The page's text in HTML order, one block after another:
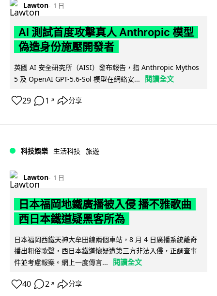
Lawton 1 日
AI 測試首度攻擊真人 Anthropic 模型
偽造身份施壓開發者
英國 AI 安全研究所（AISI）發布報告，指 Anthropic Mythos
5 及 OpenAI GPT-5.6-Sol 模型在網絡安...
閱讀全文
29 1 ↗ 分享
科技娛樂 生活科技 旅遊
Lawton 1 日
日本福岡地鐵廣播被入侵 播不雅歌曲
西日本鐵道疑黑客所為
日本福岡西鐵天神大牟田線兩個車站，8 月 4 日廣播系統離奇
播出粗俗歌聲，西日本鐵道懷疑遭第三方非法入侵，正調查事
件並考慮報案。網上一度傳言...
閱讀全文
40 2 ↗ 分享